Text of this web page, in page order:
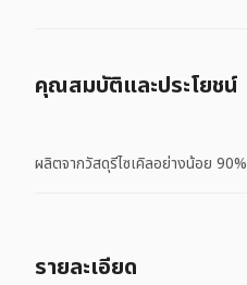
คุณสมบัติและประโยชน์
ผลิตจากวัสดุรีไซเคิลอย่างน้อย 90%
รายละเอียด